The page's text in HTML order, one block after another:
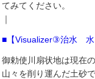
てみてください。
｜
■【Visualizer③治水 水
御勅使川扇状地は現在
山々を削り運んだ土砂